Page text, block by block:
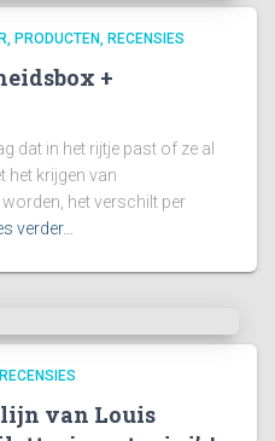
PRODUCTEN RECENSIES
+
dat in het rijtje past of ze al
het krijgen van
het verschilt per
verder…
RECENSIES
lijn van Louis